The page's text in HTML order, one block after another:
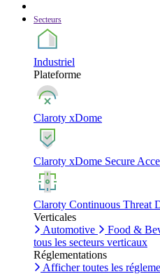
Secteurs
Industriel
Plateforme
Claroty xDome
Claroty xDome Secure
Claroty Continuous Threat
Verticales
Automotive
Food &
tous les secteurs verticaux
Réglementations
Afficher toutes les